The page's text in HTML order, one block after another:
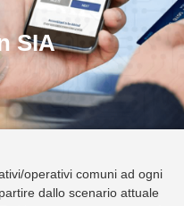
SIA
operativi comuni ad ogni
dallo scenario attuale